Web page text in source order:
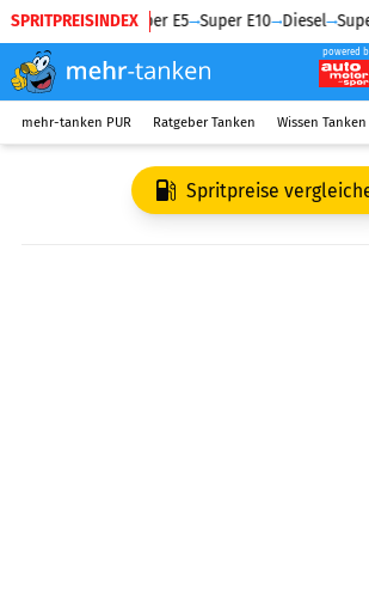
SPRITPREISINDEX
Diesel Super E5 Super E10 Diesel
powered
mehr-tanken PUR Ratgeber Tanken Wissen Tanken
Spritpreise